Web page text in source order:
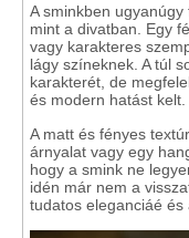
A sminkben
mint a divatban. Egy
vagy karakteres
lágy színeknek. A túl
karakterét, de
és modern hatást kelt.
A matt és fényes
árnyalat vagy egy
hogy a smink ne
idén már nem a
tudatos eleganciáé és